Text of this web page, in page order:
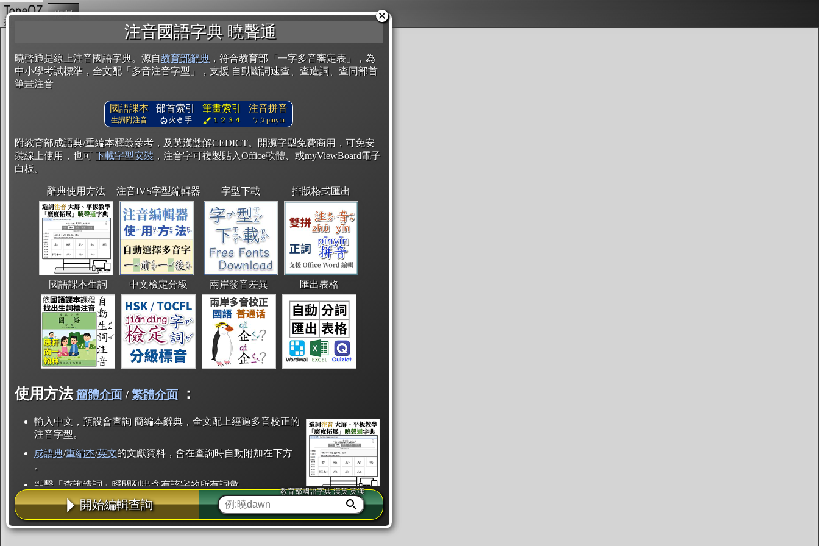
注音國語字典 曉聲通
曉聲通是線上注音國語字典。源自教育部辭典 ，符合教育部「一字多音審定表」，為
中小學考試標準，全文配「多音注音字型」，支援 自動斷詞速查、查造詞、查同部首
筆畫注音
國語課本
生詞附注音
部首索引
火 手
筆畫索引
１２３４
注音拼音
ㄅㄆpinyin
附教育部成語典/重編本釋義參考，及英漢雙解CEDICT。開源字型免費商用，可免安
裝線上使用，也可 下載字型安裝 ，注音字可複製貼入Office軟體、或myViewBoard電子
白板。
辭典使用方法 注音IVS字型編輯器 字型下載 排版格式匯出
國語課本生詞 中文檢定分級 兩岸發音差異 匯出表格
使用方法 簡體介面/繁體介面 ：
輸入中文，預設會查詢 簡編本辭典，全文配上經過多音校正的
注音字型。
成語典/重編本/英文的文獻資料，會在查詢時自動附加在下方
。
點擊「查詢造詞」瞬間列出含有該字的所有詞彙。
點「部首」瞬間列出所有「同部首字」。也支援查詢「同注音」或「同筆畫」。
辭典解釋的全文都經過自動斷詞，點擊便可瞬間「連續查詢」此字詞的解釋，不
用手動重複輸入。
開始編輯查詢
教育部國語字典·漢英·英漢
複製